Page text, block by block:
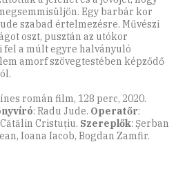
Egy barbár kor
szabad értelmezésre. Művészi
oszt, pusztán az utókor
fel a múlt egyre halványuló
amorf szövegtestében képződő
román film, 128 perc, 2020.
: Radu Jude. Operatőr:
Cătălin Cristuțiu. Szereplők: Șerban
Ioana Iacob, Bogdan Zamfir.